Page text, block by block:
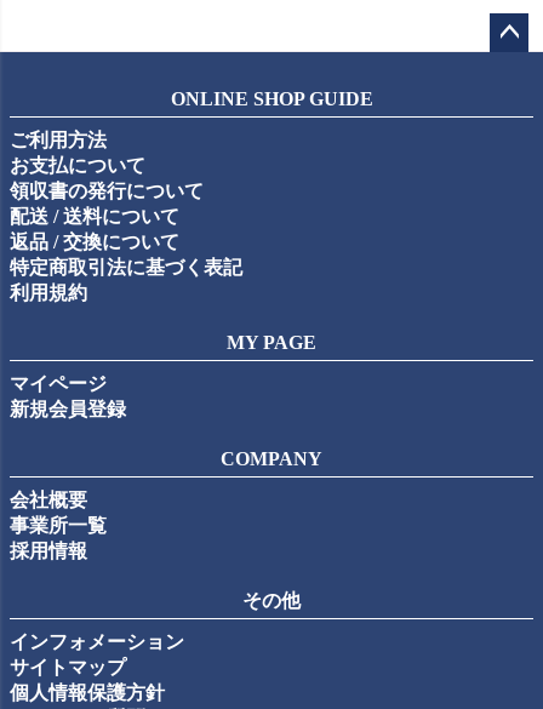
ップ
ONLINE SHOP GUIDE
ご利用方法
お支払について
領収書の発行について
配送 / 送料について
返品 / 交換について
特定商取引法に基づく表記
利用規約
MY PAGE
マイページ
新規会員登録
COMPANY
会社概要
事業所一覧
採用情報
その他
インフォメーション
サイトマップ
個人情報保護方針